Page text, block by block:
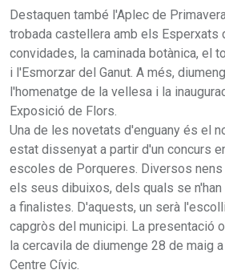
Destaquen també l'Aplec de
trobada castellera amb els Esperxats
convidades, la caminada botànica, el
i l'Esmorzar del Ganut. A més,
l'homenatge de la vellesa i la
Exposició de Flors.
Una de les novetats d'enguany és el
estat dissenyat a partir d'un concurs
escoles de Porqueres. Diversos
els seus dibuixos, dels quals se
a finalistes. D'aquests, un serà
capgròs del municipi. La presentació
la cercavila de diumenge 28 de maig
Centre Cívic.